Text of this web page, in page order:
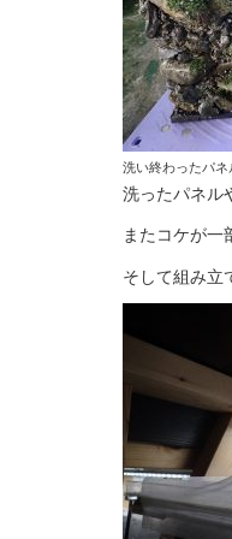
洗い終わったパネ
洗ったパネル
またコケが一
そして組み立